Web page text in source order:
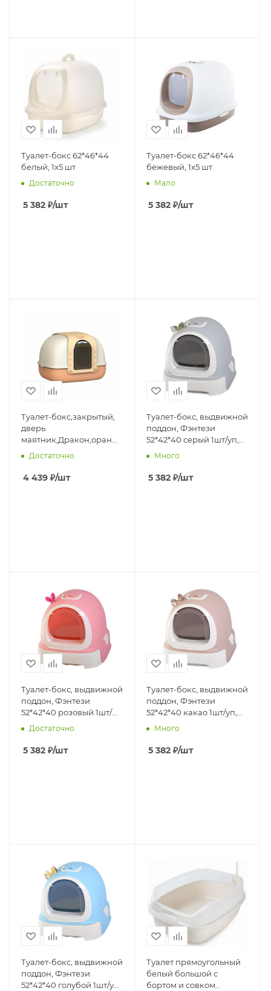
Туалет-бокс 62*46*44
белый, 1х5 шт
Достаточно
5 382 ₽/шт
Туалет-бокс 62*46*44
бежевый, 1х5 шт
Мало
5 382 ₽/шт
Туалет-бокс,закрытый,
дверь
маятник,Дракон,оранжевый
58*42,85*48,6см. 1шт/уп,
коврик и совок в компл
Достаточно
4 439 ₽/шт
Туалет-бокс, выдвижной
поддон, Фэнтези
52*42*40 серый 1шт/уп,
фильтр, совок,
Много
5 382 ₽/шт
Туалет-бокс, выдвижной
поддон, Фэнтези
52*42*40 розовый 1шт/
уп, фильтр, совок,
пакеты в комплекте
Достаточно
5 382 ₽/шт
Туалет-бокс, выдвижной
поддон, Фэнтези
52*42*40 какао 1шт/уп,
фильтр, совок, пакеты в
Много
5 382 ₽/шт
Туалет-бокс, выдвижной
поддон, Фэнтези
52*42*40 голубой 1шт/уп,
Туалет прямоугольный
белый большой с
бортом и совком